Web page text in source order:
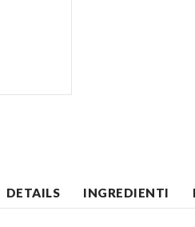
DETAILS INGREDIENTI